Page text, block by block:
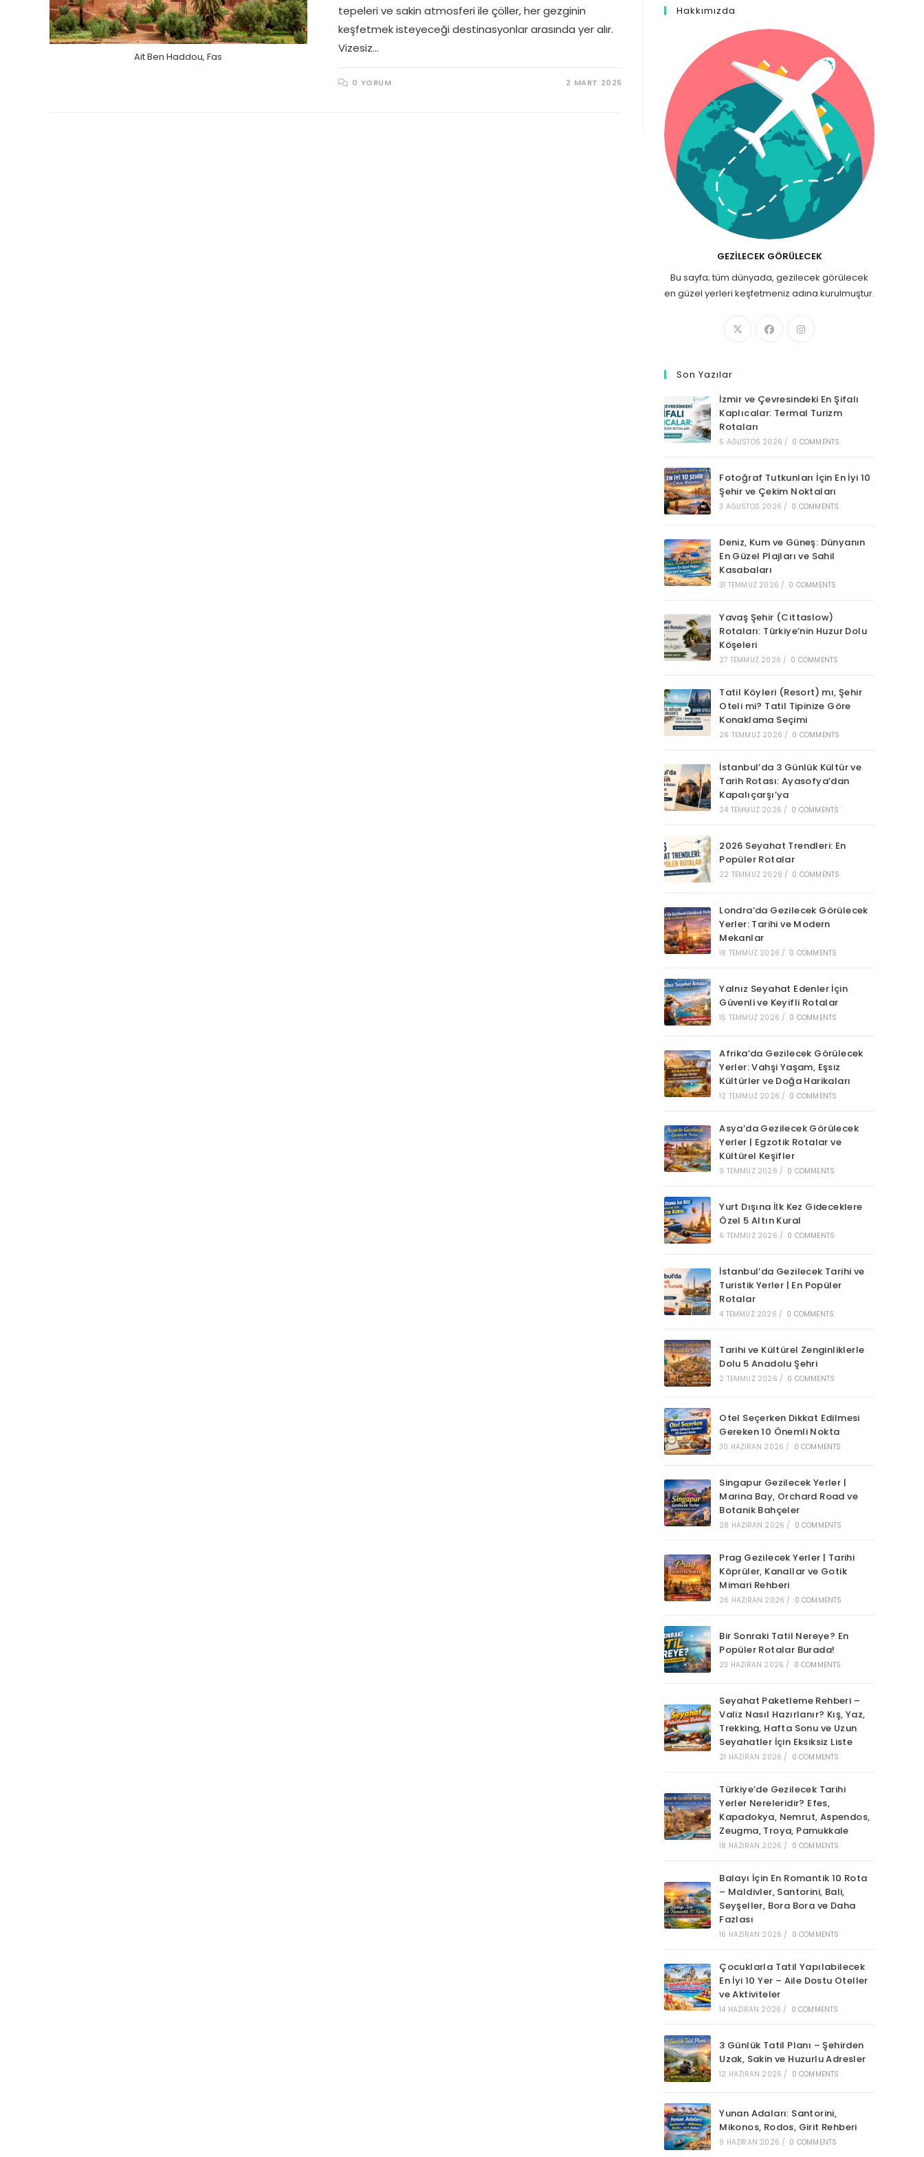
Ait Ben Haddou, Fas
tepeleri ve sakin atmosferi ile çöller, her gezginin
keşfetmek isteyeceği destinasyonlar arasında yer alır.
Vizesiz…
0 YORUM 2 MART 2025
Hakkımızda
GEZILECEK GÖRÜLECEK
Bu sayfa; tüm dünyada, gezilecek görülecek
en güzel yerleri keşfetmeniz adına kurulmuştur.
Son Yazılar
İzmir ve Çevresindeki En Şifalı
Kaplıcalar: Termal Turizm
Rotaları
5 AĞUSTOS 2026 / 0 COMMENTS
Fotoğraf Tutkunları İçin En İyi 10
Şehir ve Çekim Noktaları
3 AĞUSTOS 2026 / 0 COMMENTS
Deniz, Kum ve Güneş: Dünyanın
En Güzel Plajları ve Sahil
Kasabaları
31 TEMMUZ 2026 / 0 COMMENTS
Yavaş Şehir (Cittaslow)
Rotaları: Türkiye’nin Huzur Dolu
Köşeleri
27 TEMMUZ 2026 / 0 COMMENTS
Tatil Köyleri (Resort) mı, Şehir
Oteli mi? Tatil Tipinize Göre
Konaklama Seçimi
26 TEMMUZ 2026 / 0 COMMENTS
İstanbul’da 3 Günlük Kültür ve
Tarih Rotası: Ayasofya’dan
Kapalıçarşı’ya
24 TEMMUZ 2026 / 0 COMMENTS
2026 Seyahat Trendleri: En
Popüler Rotalar
22 TEMMUZ 2026 / 0 COMMENTS
Londra’da Gezilecek Görülecek
Yerler: Tarihi ve Modern
Mekanlar
18 TEMMUZ 2026 / 0 COMMENTS
Yalnız Seyahat Edenler İçin
Güvenli ve Keyifli Rotalar
15 TEMMUZ 2026 / 0 COMMENTS
Afrika’da Gezilecek Görülecek
Yerler: Vahşi Yaşam, Eşsiz
Kültürler ve Doğa Harikaları
12 TEMMUZ 2026 / 0 COMMENTS
Asya’da Gezilecek Görülecek
Yerler | Egzotik Rotalar ve
Kültürel Keşifler
9 TEMMUZ 2026 / 0 COMMENTS
Yurt Dışına İlk Kez Gideceklere
Özel 5 Altın Kural
6 TEMMUZ 2026 / 0 COMMENTS
İstanbul’da Gezilecek Tarihi ve
Turistik Yerler | En Popüler
Rotalar
4 TEMMUZ 2026 / 0 COMMENTS
Tarihi ve Kültürel Zenginliklerle
Dolu 5 Anadolu Şehri
2 TEMMUZ 2026 / 0 COMMENTS
Otel Seçerken Dikkat Edilmesi
Gereken 10 Önemli Nokta
30 HAZIRAN 2026 / 0 COMMENTS
Singapur Gezilecek Yerler |
Marina Bay, Orchard Road ve
Botanik Bahçeler
28 HAZIRAN 2026 / 0 COMMENTS
Prag Gezilecek Yerler | Tarihi
Köprüler, Kanallar ve Gotik
Mimari Rehberi
26 HAZIRAN 2026 / 0 COMMENTS
Bir Sonraki Tatil Nereye? En
Popüler Rotalar Burada!
23 HAZIRAN 2026 / 0 COMMENTS
Seyahat Paketleme Rehberi –
Valiz Nasıl Hazırlanır? Kış, Yaz,
Trekking, Hafta Sonu ve Uzun
Seyahatler İçin Eksiksiz Liste
21 HAZIRAN 2026 / 0 COMMENTS
Türkiye’de Gezilecek Tarihi
Yerler Nereleridir? Efes,
Kapadokya, Nemrut, Aspendos,
Zeugma, Troya, Pamukkale
18 HAZIRAN 2026 / 0 COMMENTS
Balayı İçin En Romantik 10 Rota
– Maldivler, Santorini, Bali,
Seyşeller, Bora Bora ve Daha
Fazlası
16 HAZIRAN 2026 / 0 COMMENTS
Çocuklarla Tatil Yapılabilecek
En İyi 10 Yer – Aile Dostu Oteller
ve Aktiviteler
14 HAZIRAN 2026 / 0 COMMENTS
3 Günlük Tatil Planı – Şehirden
Uzak, Sakin ve Huzurlu Adresler
12 HAZIRAN 2026 / 0 COMMENTS
Yunan Adaları: Santorini,
Mikonos, Rodos, Girit Rehberi
9 HAZIRAN 2026 / 0 COMMENTS